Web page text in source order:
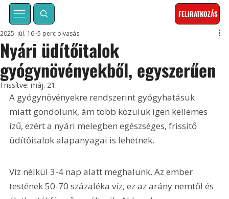
FELIRATKOZÁS
Nyári üdítőitalok
gyógynövényekből, egyszerűen
2025. júl. 16. 5 perc olvasás
Frissítve:máj. 21.
A gyógynövényekre rendszerint gyógyhatásuk
miatt gondolunk, ám több közülük igen kellemes
ízű, ezért a nyári melegben egészséges, frissítő
üdítőitalok alapanyagai is lehetnek.
Víz nélkül 3-4 nap alatt meghalunk. Az ember
testének 50-70 százaléka víz, ez az arány nemtől és